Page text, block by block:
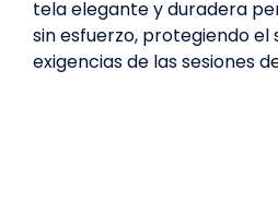
tela elegante y duradera
sin esfuerzo, protegiendo el
exigencias de las sesiones